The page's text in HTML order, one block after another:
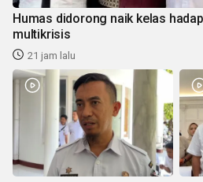
Humas didorong naik kelas
multikrisis
21 jam lalu